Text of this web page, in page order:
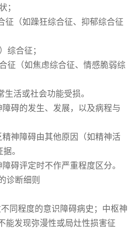
；
征（如躁狂综合征、抑郁综合征
综合征；
征（如焦虑综合征、情感脆弱综
活或社会功能受损。
碍的发生、发展，以及病程与
神障碍由其他原因（如精神活
。
碍评定时不作严重程度区分。
诊断细则
同程度的意识障碍病史；中枢神
能发现弥漫性或局灶性损害征